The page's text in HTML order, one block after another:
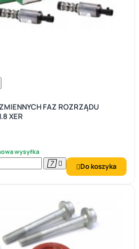
FAZ ROZRZĄDU
XER
wysyłka
  Do koszyka